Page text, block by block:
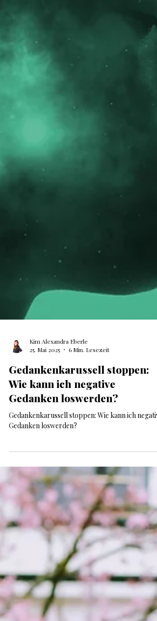
25. Mai 2025
6 Min. Lesezeit
Gedankenkarussell stoppen:
Wie kann ich negative
Gedanken loswerden?